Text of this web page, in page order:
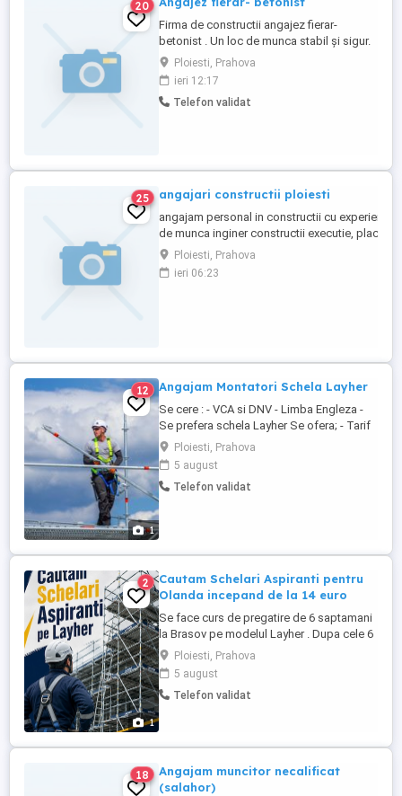
20
Firma de constructii angajez fierar-
betonist . Un loc de munca stabil și sigur.
Locația este lângă ploiesti. Pentru mai
multe detalii ma puteți contacta la nr. .
Ploiesti, Prahova
ieri 12:17
Telefon validat
25 angajari constructii ploiesti
angajam personal in constructii cu
de munca inginer constructii executie, placatori
pavele,montatori termopane.instalatori
,electricieni,necalificati
Ploiesti, Prahova
ieri 06:23
1
12 Angajam Montatori Schela Layher
Se cere : - VCA si DNV - Limba Engleza -
Se prefera schela Layher Se ofera; - Tarif
orar de 20 euro net pentru First Builder cu
DNV - Posibilitatea de a face ore overtime
- Colaborare pe o perioada indelungata -
Cazare asigurata( singur in camera) -
Ploiesti, Prahova
5 august
Telefon validat
1
2
Cautam Schelari Aspiranti pentru
Olanda incepand de la 14 euro
Se face curs de pregatire de 6 saptamani
la Brasov pe modelul Layher . Dupa cele 6
saptamani de curs se pleaca in Olanda.
Se lucreaza pe rafinarii . Se ofera; - Cazare
- Decont al transportului pana la Brasov -
Masina de serviciu - Salariu 2600 net pe
Ploiesti, Prahova
5 august
Telefon validat
18
Angajam muncitor necalificat
(salahor)